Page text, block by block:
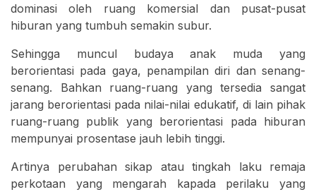
dominasi oleh ruang komersial dan pusat-pusat
hiburan yang tumbuh semakin subur.
Sehingga muncul budaya anak muda yang
berorientasi pada gaya, penampilan diri dan senang-
senang. Bahkan ruang-ruang yang tersedia sangat
jarang berorientasi pada nilai-nilai edukatif, di lain pihak
ruang-ruang publik yang berorientasi pada hiburan
mempunyai prosentase jauh lebih tinggi.
Artinya perubahan sikap atau tingkah laku remaja
perkotaan yang mengarah kapada perilaku yang